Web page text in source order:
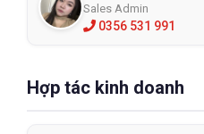
Sales Admin
0356 531 991
Hợp tác kinh doanh